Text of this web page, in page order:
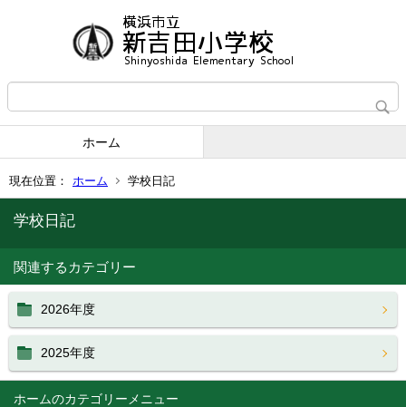
ホーム
現在位置： ホーム 学校日記
ホーム
学校日記
関連するカテゴリー
2026年度
2025年度